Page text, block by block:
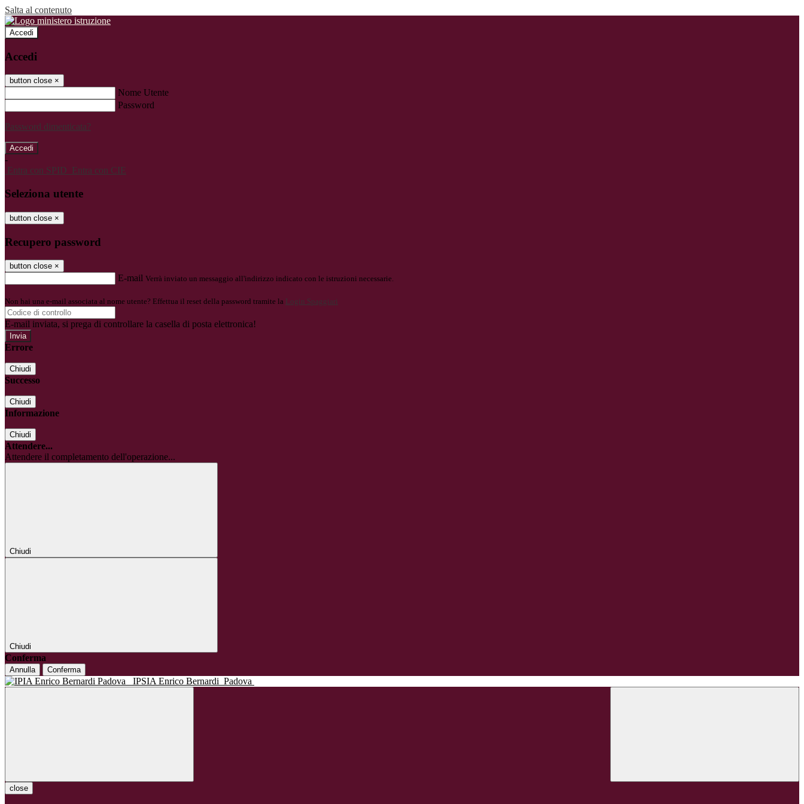
Salta al contenuto
Accedi
Accedi
button close ×
Nome Utente
Password
Password dimenticata?
-
Entra con SPID Entra con CIE
Seleziona utente
button close ×
Recupero password
button close ×
E-mail Verrà inviato un messaggio all'indirizzo indicato con le istruzioni necessarie.
Non hai una e-mail associata al nome utente? Effettua il reset della password tramite la Login Spaggiari
E-mail inviata, si prega di controllare la casella di posta elettronica!
Errore
Chiudi
Successo
Chiudi
Informazione
Chiudi
Attendere...
Attendere il completamento dell'operazione...
Chiudi
Chiudi
Conferma
Annulla Conferma
IPSIA Enrico Bernardi Padova
close